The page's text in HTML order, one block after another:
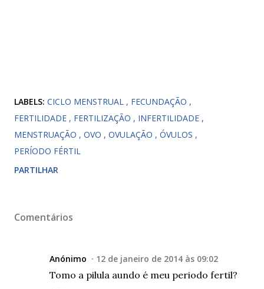
LABELS: CICLO MENSTRUAL
FECUNDAÇÃO
FERTILIDADE
FERTILIZAÇÃO
INFERTILIDADE
MENSTRUAÇÃO
OVO OVULAÇÃO
ÓVULOS
PERÍODO FÉRTIL
PARTILHAR
Comentários
Anónimo 12 de janeiro de 2014 às 09:02
Tomo a pilula aundo é meu periodo fertil?